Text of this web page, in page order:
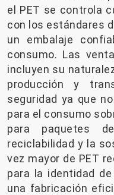
el PET se controla
con los estándares
un embalaje
consumo. Las
incluyen su
producción y
seguridad ya que
para el consumo
para paquetes
reciclabilidad y la
vez mayor de PET
para la identidad
una fabricación